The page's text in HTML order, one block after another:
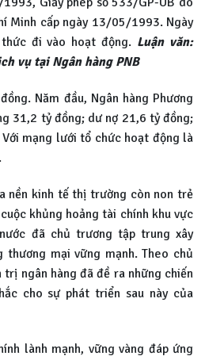
Minh cấp ngày 13/05/1993. Ngày
đi vào hoạt động. Luận văn:
vụ tại Ngân hàng PNB
Năm đầu, Ngân hàng Phương
31,2 tỷ đồng; dư nợ 21,6 tỷ đồng;
mạng lưới tổ chức hoạt động là
nền kinh tế thị trường còn non trẻ
khủng hoảng tài chính khu vực
đã chủ trương tập trung xây
thương mại vững mạnh. Theo chủ
ngân hàng đã đề ra những chiến
cho sự phát triển sau này của
lành mạnh, vững vàng đáp ứng